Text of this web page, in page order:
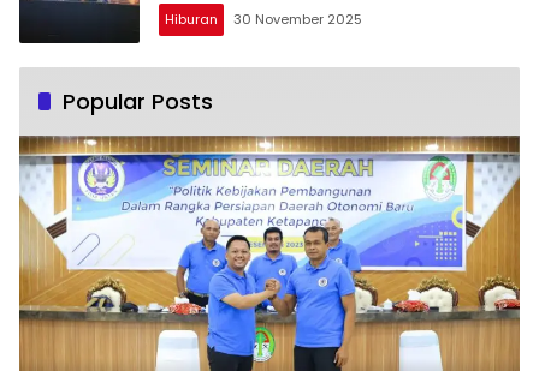
Hiburan 30 November 2025
Popular Posts